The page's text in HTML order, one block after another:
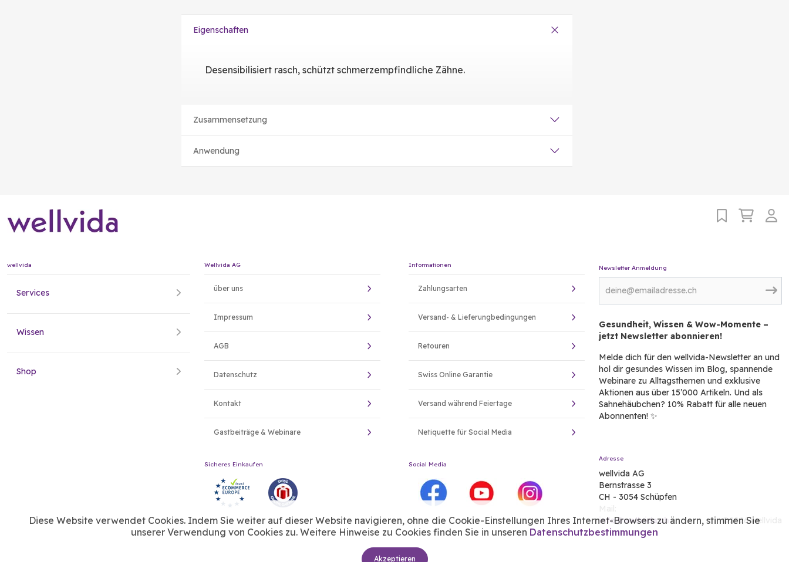
Diese Website verwendet Cookies. Indem Sie weiter auf dieser Website navigieren, ohne die Cookie-Einstellungen Ihres Internet-Browsers zu ändern, stimmen Sie
unserer Verwendung von Cookies zu. Weitere Hinweise zu Cookies finden Sie in unseren Datenschutzbestimmungen
Akzeptieren
Eigenschaften
Desensibilisiert rasch, schützt schmerzempfindliche Zähne.
Zusammensetzung
Anwendung
wellvida
Services
Wissen
Shop
Wellvida AG
über uns
Impressum
AGB
Datenschutz
Kontakt
Gastbeiträge & Webinare
Informationen
Zahlungsarten
Versand- & Lieferungbedingungen
Retouren
Swiss Online Garantie
Versand während Feiertage
Netiquette für Social Media
Sicheres Einkaufen Social Media
Newsletter Anmeldung
Gesundheit, Wissen & Wow-Momente –
jetzt Newsletter abonnieren!
Melde dich für den wellvida-Newsletter an und
hol dir gesundes Wissen im Blog, spannende
Webinare zu Alltagsthemen und exklusive
Aktionen aus über 15’000 Artikeln. Und als
Sahnehäubchen? 10% Rabatt für alle neuen
Abonnenten! ✨
Adresse
wellvida AG
Bernstrasse 3
CH - 3054 Schüpfen
info@wellvida.ch
©2026 wellvida